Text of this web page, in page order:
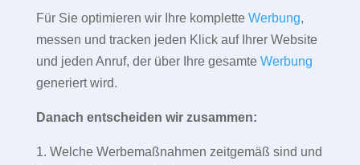
Für Sie optimieren wir Ihre komplette Werbung,
messen und tracken jeden Klick auf Ihrer Website
und jeden Anruf, der über Ihre gesamte Werbung
generiert wird.
Danach entscheiden wir zusammen:
1. Welche Werbemaßnahmen zeitgemäß sind und